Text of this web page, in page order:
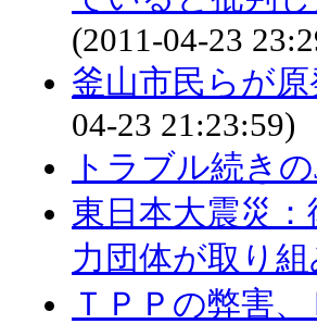
(2011-04-23
釜山市民らが
04-23 21:23:59)
トラブル続き
東日本大震災
力団体が取り
ＴＰＰの弊害